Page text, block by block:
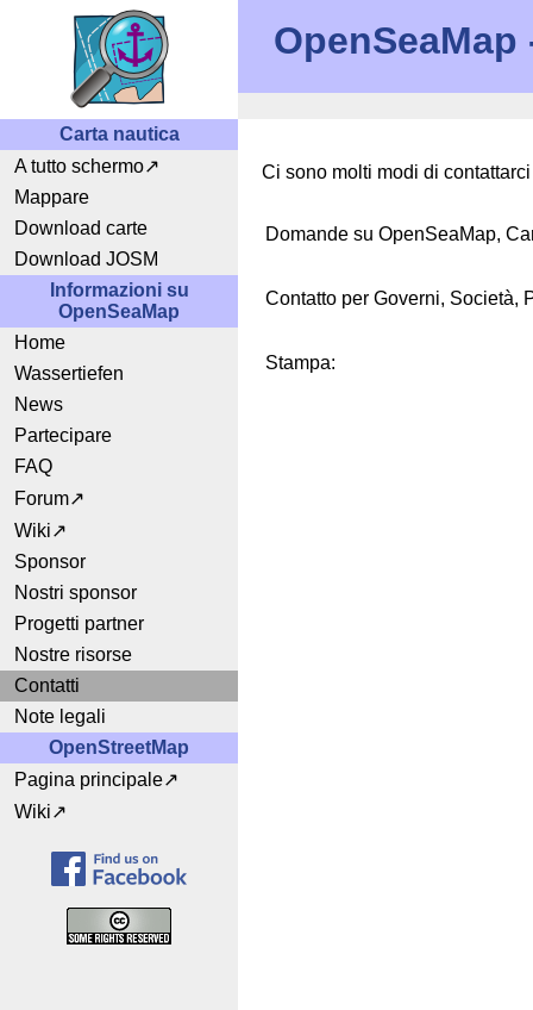
Carta nautica
A tutto schermo
Mappare
Download carte
Download JOSM
Informazioni su
OpenSeaMap
Home
Wassertiefen
News
Partecipare
FAQ
Forum
Wiki
Sponsor
Nostri sponsor
Progetti partner
Nostre risorse
Contatti
Note legali
OpenStreetMap
Pagina principale
Wiki
Ci sono molti modi di
Domande su OpenSeaMap,
Contatto per Governi, Società,
Stampa: